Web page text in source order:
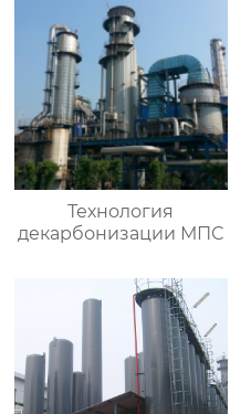
Технология
декарбонизации МПС